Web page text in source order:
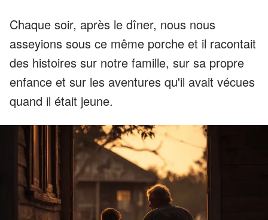
Chaque soir, après le dîner, nous nous
asseyions sous ce même porche et il racontait
des histoires sur notre famille, sur sa propre
enfance et sur les aventures qu'il avait vécues
quand il était jeune.